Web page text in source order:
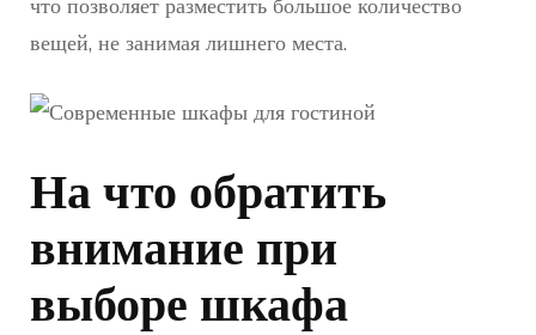
что позволяет разместить большое количество
вещей, не занимая лишнего места.
На что обратить
внимание при
выборе шкафа